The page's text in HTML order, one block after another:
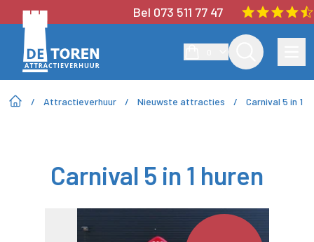
Bel 073 511 77 47
/ Attractieverhuur / Nieuwste attracties / Carnival 5 in 1
Carnival 5 in 1 huren